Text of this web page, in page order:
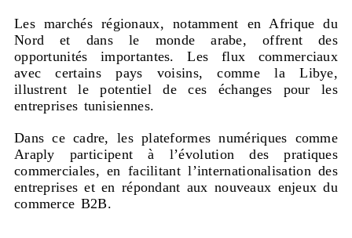
Les marchés régionaux, notamment en Afrique du
Nord et dans le monde arabe, offrent des
opportunités importantes. Les flux commerciaux
avec certains pays voisins, comme la Libye,
illustrent le potentiel de ces échanges pour les
entreprises tunisiennes.
Dans ce cadre, les plateformes numériques comme
Araply participent à l’évolution des pratiques
commerciales, en facilitant l’internationalisation des
entreprises et en répondant aux nouveaux enjeux du
commerce B2B.